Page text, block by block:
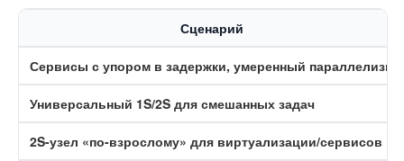
Сценарий
Сервисы с упором в задержки, умеренный параллелизм
Универсальный 1S/2S для смешанных задач
2S-узел «по-взрослому» для виртуализации/сервисов